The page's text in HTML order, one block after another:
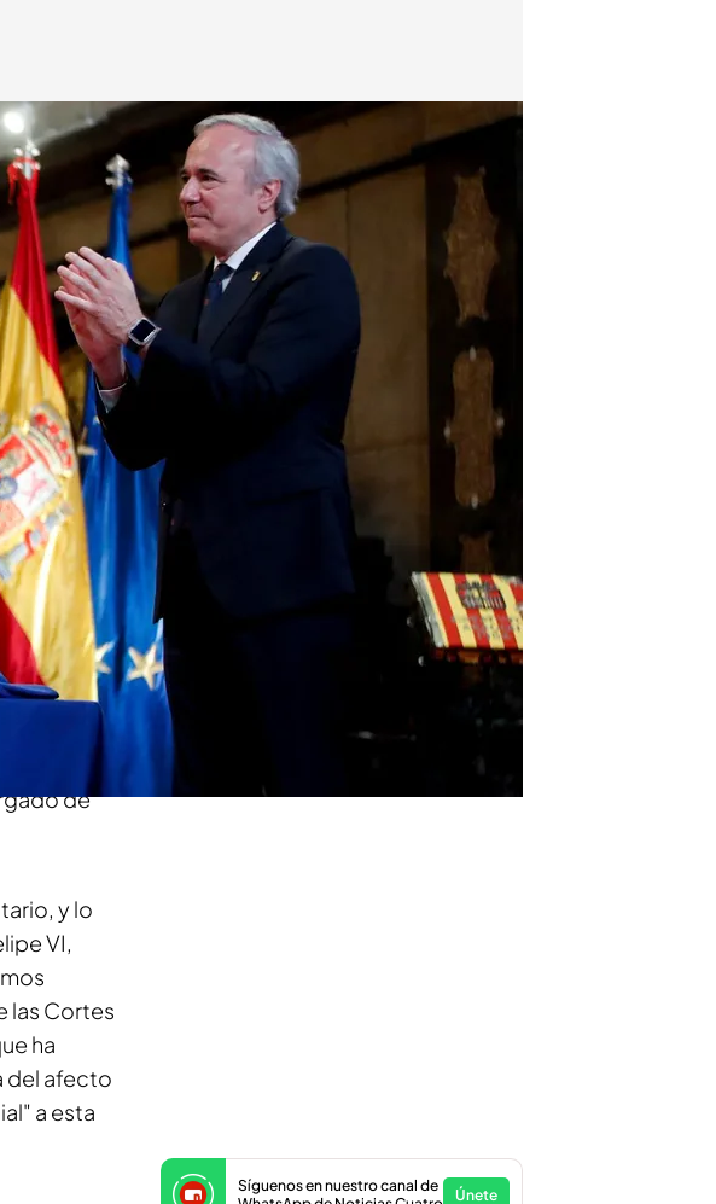
Cortes
posible
en el
La
su
de
y lo
VI,
las Cortes
ha
del afecto
a esta
Síguenos en nuestro canal de
Únete